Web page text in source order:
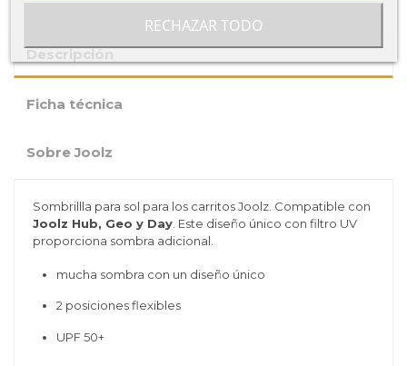
Descripción
Ficha técnica
Sobre Joolz
Sombrillla para sol para los carritos Joolz. Compatible con
Joolz Hub, Geo y Day. Este diseño único con filtro UV
proporciona sombra adicional.
mucha sombra con un diseño único
2 posiciones flexibles
UPF 50+
RECHAZAR TODO